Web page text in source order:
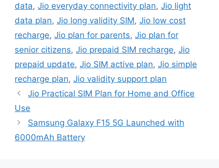
data, Jio everyday connectivity plan, Jio light
data plan, Jio long validity SIM, Jio low cost
recharge, Jio plan for parents, Jio plan for
senior citizens, Jio prepaid SIM recharge, Jio
prepaid update, Jio SIM active plan, Jio simple
recharge plan, Jio validity support plan
Jio Practical SIM Plan for Home and Office
Use
Samsung Galaxy F15 5G Launched with
6000mAh Battery